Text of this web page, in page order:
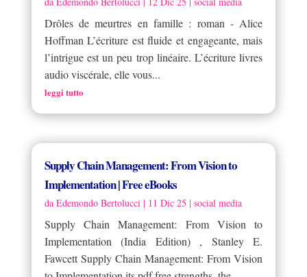
Drôles de meurtres en famille : roman - Alice
Hoffman L’écriture est fluide et engageante, mais
l’intrigue est un peu trop linéaire. L’écriture livres
audio viscérale, elle vous...
leggi tutto
Supply Chain Management: From Vision to
Implementation | Free eBooks
da Edemondo Bertolucci| 11 Dic 25 | social media
Supply Chain Management: From Vision to
Implementation (India Edition) , Stanley E.
Fawcett Supply Chain Management: From Vision